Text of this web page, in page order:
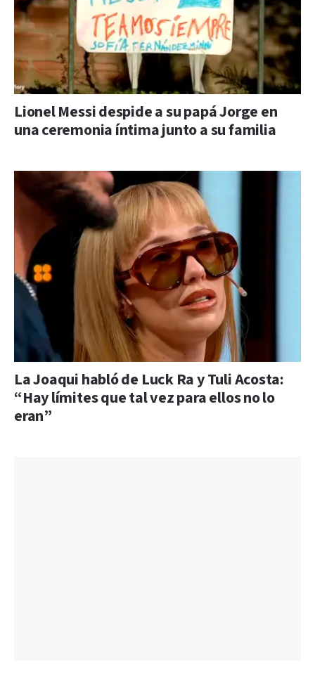
Lionel Messi despide a su papá Jorge en
una ceremonia íntima junto a su familia
La Joaqui habló de Luck Ra y Tuli Acosta:
“Hay límites que tal vez para ellos no lo
eran”